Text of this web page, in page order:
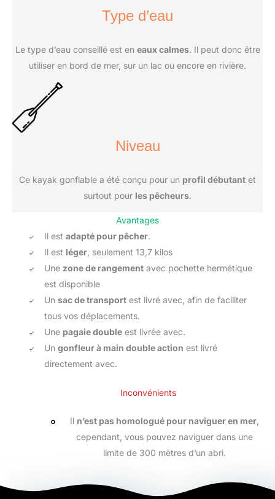
Type d’eau
Le type d’eau conseillé est en eaux calmes. Il peut donc être
utiliser en bord de mer, sur un lac ou encore en rivière.
Niveau
Ce kayak gonflable a été conçu pour un profil débutant et
surtout pour les pêcheurs.
Avantages
Il est adapté pour pêcher.
Il est léger , seulement 13,7 kilos
Une zone de rangement avec pochette hermétique
est disponible
Un sac de transport est livré avec, afin de faciliter
tous vos déplacements.
Une pagaie double est livrée avec.
Un gonfleur à main double action est livré
directement avec.
Inconvénients
Il n’est pas homologué pour naviguer en mer,
cependant, vous pouvez naviguer dans une
limite de 300 mètres d’un abri.